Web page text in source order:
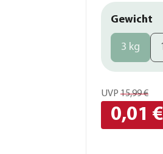
Gewicht
3 kg
UVP 15,99 €
0,01 €